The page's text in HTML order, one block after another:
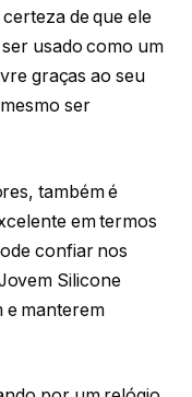
de que ele
usado como um
graças ao seu
ser
também é
em termos
confiar nos
Silicone
e manterem